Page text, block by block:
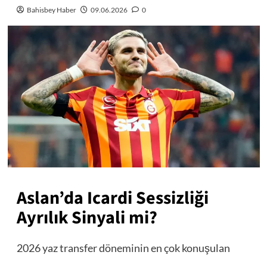
Bahisbey Haber 09.06.2026 0
Aslan’da Icardi Sessizliği
Ayrılık Sinyali mi?
2026 yaz transfer döneminin en çok konuşulan